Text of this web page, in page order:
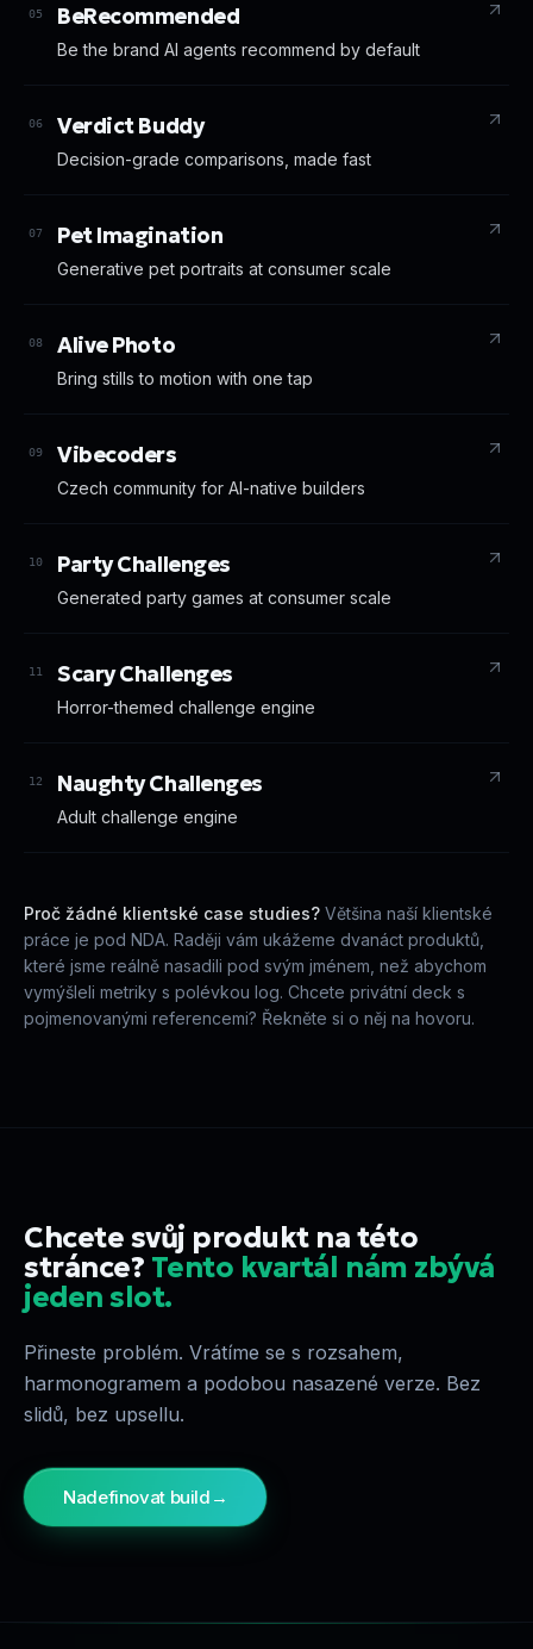
05 BeRecommended
Be the brand AI agents recommend by default
06 Verdict Buddy
Decision-grade comparisons, made fast
07 Pet Imagination
Generative pet portraits at consumer scale
08 Alive Photo
Bring stills to motion with one tap
09 Vibecoders
Czech community for AI-native builders
10 Party Challenges
Generated party games at consumer scale
11 Scary Challenges
Horror-themed challenge engine
12 Naughty Challenges
Adult challenge engine
Proč žádné klientské case studies? Většina naší klientské
práce je pod NDA. Raději vám ukážeme dvanáct produktů,
které jsme reálně nasadili pod svým jménem, než abychom
vymýšleli metriky s polévkou log. Chcete privátní deck s
pojmenovanými referencemi? Řekněte si o něj na hovoru.
Chcete svůj produkt na této
stránce? Tento kvartál nám zbývá
jeden slot.
Přineste problém. Vrátíme se s rozsahem,
harmonogramem a podobou nasazené verze. Bez
slidů, bez upsellu.
Nadefinovat build →